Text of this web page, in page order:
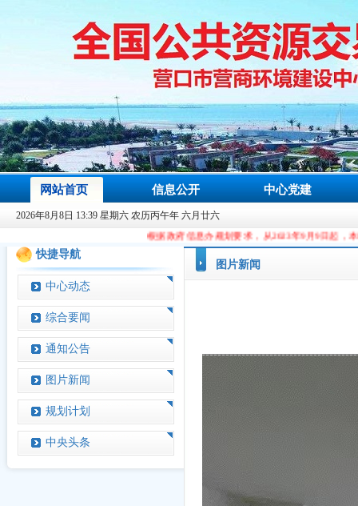
网站首页 信息公开 中心党建
2026年8月8日 13:39 星期六 农历丙午年 六月廿六
根据政府信息办规划要求，从2023年9月9日起，本站域
快捷导航
中心动态
综合要闻
通知公告
图片新闻
规划计划
中央头条
图片新闻